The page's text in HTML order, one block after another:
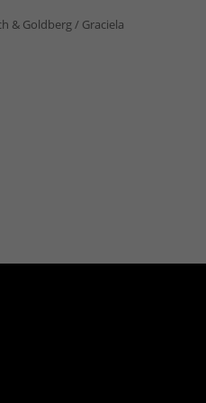
& Goldberg / Graciela